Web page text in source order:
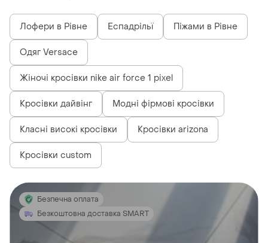
Лофери в Рівне Еспадрільї Піжами в Рівне
Одяг Versace
Жіночі кросівки nike air force 1 pixel
Кросівки дайвінг Модні фірмові кросівки
Класні високі кросівки Кросівки arizona
Кросівки custom
Безпечна оплата
Безкоштовна доставка SMART